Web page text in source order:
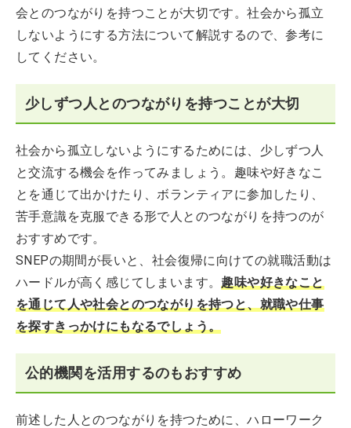
会とのつながりを持つことが大切です。社会から孤立
しないようにする方法について解説するので、参考に
してください。
少しずつ人とのつながりを持つことが大切
社会から孤立しないようにするためには、少しずつ人
と交流する機会を作ってみましょう。趣味や好きなこ
とを通じて出かけたり、ボランティアに参加したり、
苦手意識を克服できる形で人とのつながりを持つのが
おすすめです。
SNEPの期間が長いと、社会復帰に向けての就職活動は
ハードルが高く感じてしまいます。趣味や好きなこと
を通じて人や社会とのつながりを持つと、就職や仕事
を探すきっかけにもなるでしょう。
公的機関を活用するのもおすすめ
前述した人とのつながりを持つために、ハローワーク